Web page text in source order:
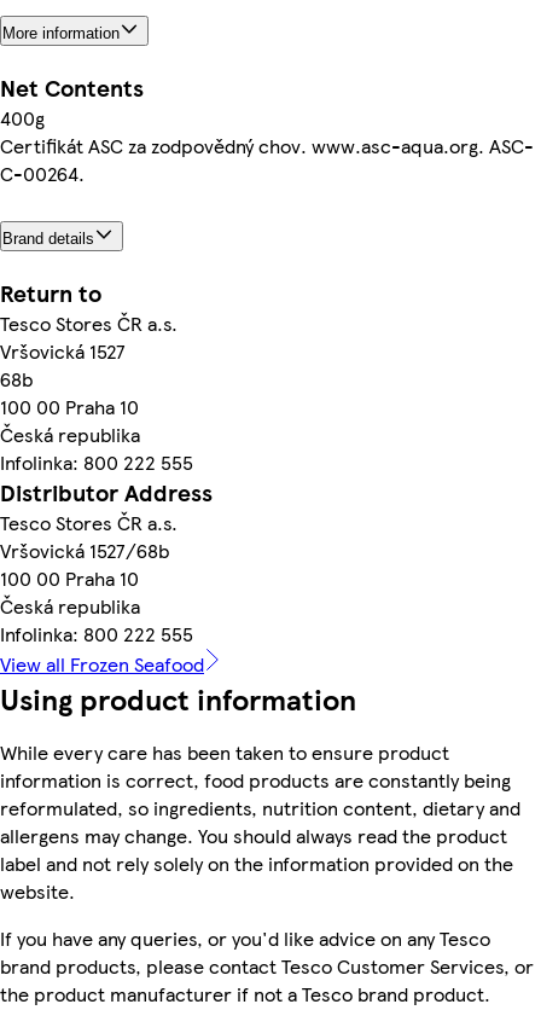
More information
Net Contents
400g
Certifikát ASC za zodpovědný chov. www.asc-aqua.org. ASC-
C-00264.
Brand details
Return to
Tesco Stores ČR a.s.
Vršovická 1527
68b
100 00 Praha 10
Česká republika
Infolinka: 800 222 555
Distributor Address
Tesco Stores ČR a.s.
Vršovická 1527/68b
100 00 Praha 10
Česká republika
Infolinka: 800 222 555
View all Frozen Seafood
Using product information
While every care has been taken to ensure product
information is correct, food products are constantly being
reformulated, so ingredients, nutrition content, dietary and
allergens may change. You should always read the product
label and not rely solely on the information provided on the
website.
If you have any queries, or you'd like advice on any Tesco
brand products, please contact Tesco Customer Services, or
the product manufacturer if not a Tesco brand product.